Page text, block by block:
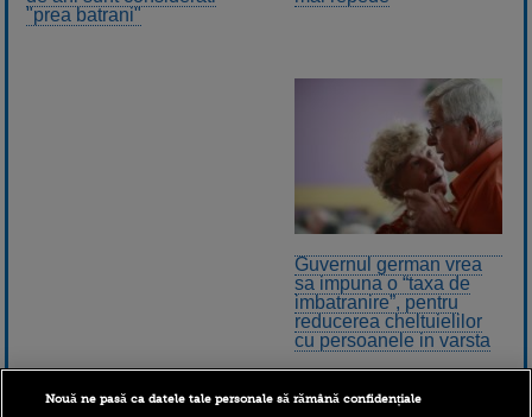
"prea batrani"
Guvernul german vrea
sa impuna o “taxa de
imbatranire”, pentru
reducerea cheltuielilor
cu persoanele in varsta
Nouă ne pasă ca datele tale personale să rămână confidențiale